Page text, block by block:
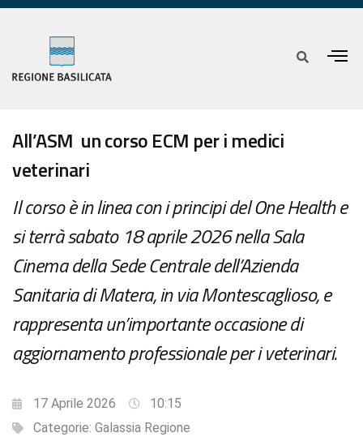
All’ASM un corso ECM per i medici
veterinari
Il corso è in linea con i principi del One Health e
si terrà sabato 18 aprile 2026 nella Sala
Cinema della Sede Centrale dell’Azienda
Sanitaria di Matera, in via Montescaglioso, e
rappresenta un’importante occasione di
aggiornamento professionale per i veterinari.
17 Aprile 2026
10:15
Categorie: Galassia Regione